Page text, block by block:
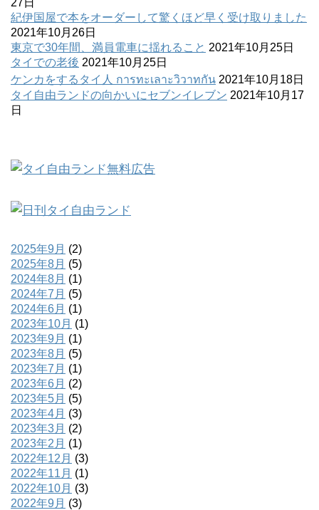
紀伊国屋で本をオーダーして驚くほど早く受け取りました
2021年10月26日
東京で30年間、満員電車に揺れること 2021年10月25日
タイでの老後 2021年10月25日
ケンカをするタイ人 การทะเลาะวิวาทกัน 2021年10月18日
タイ自由ランドの向かいにセブンイレブン 2021年10月17
日
2025年9月 (2)
2025年8月 (5)
2024年8月 (1)
2024年7月 (5)
2024年6月 (1)
2023年10月 (1)
2023年9月 (1)
2023年8月 (5)
2023年7月 (1)
2023年6月 (2)
2023年5月 (5)
2023年4月 (3)
2023年3月 (2)
2023年2月 (1)
2022年12月 (3)
2022年11月 (1)
2022年10月 (3)
2022年9月 (3)